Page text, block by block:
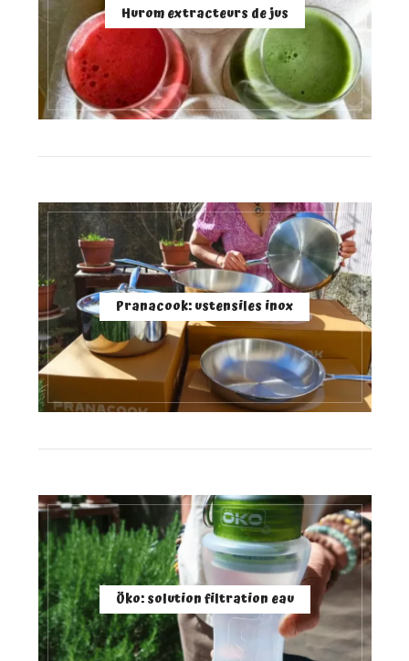
Hurom extracteurs de jus
Pranacook: ustensiles inox
Öko: solution filtration eau